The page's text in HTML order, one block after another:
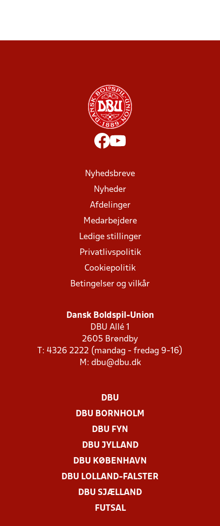
Nyhedsbreve
Nyheder
Afdelinger
Medarbejdere
Ledige stillinger
Privatlivspolitik
Cookiepolitik
Betingelser og vilkår
Dansk Boldspil-Union
DBU Allé 1
2605 Brøndby
T: 4326 2222 (mandag - fredag 9-16)
M: dbu@dbu.dk
DBU
DBU BORNHOLM
DBU FYN
DBU JYLLAND
DBU KØBENHAVN
DBU LOLLAND-FALSTER
DBU SJÆLLAND
FUTSAL